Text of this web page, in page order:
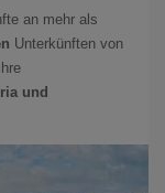
an mehr als
Unterkünften von
und